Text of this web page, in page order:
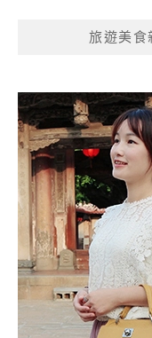
旅遊美食